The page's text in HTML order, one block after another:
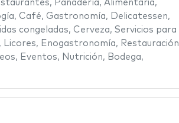
, Panadería, Alimentaria,
, Café, Gastronomía, Delicatessen,
congeladas, Cerveza, Servicios para
, Licores, Enogastronomía, Restauración
, Eventos, Nutrición, Bodega,